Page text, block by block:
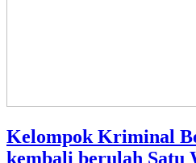
Kelompok Kriminal
kembali berulah Satu